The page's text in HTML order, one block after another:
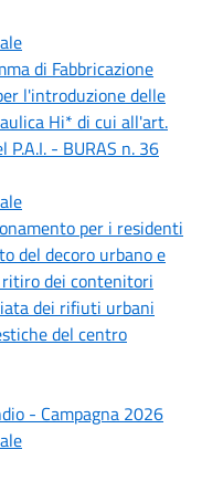
di Fabbricazione
l'introduzione delle
Hi* di cui all'art.
P.A.I. - BURAS n. 36
per i residenti
del decoro urbano e
ritiro dei contenitori
dei rifiuti urbani
del centro
- Campagna 2026